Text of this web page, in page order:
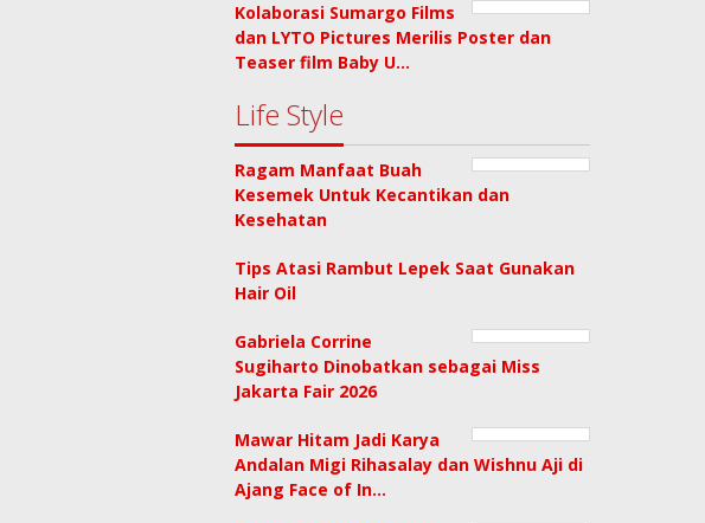
Kolaborasi Sumargo Films
dan LYTO Pictures Merilis Poster dan
Teaser film Baby U…
Life Style
Ragam Manfaat Buah
Kesemek Untuk Kecantikan dan
Kesehatan
Tips Atasi Rambut Lepek Saat Gunakan
Hair Oil
Gabriela Corrine
Sugiharto Dinobatkan sebagai Miss
Jakarta Fair 2026
Mawar Hitam Jadi Karya
Andalan Migi Rihasalay dan Wishnu Aji di
Ajang Face of In…